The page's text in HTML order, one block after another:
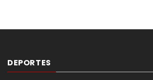
DEPORTES